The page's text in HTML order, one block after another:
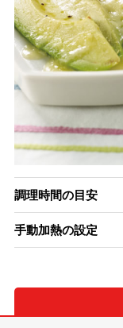
調理時間の目安
手動加熱の設定